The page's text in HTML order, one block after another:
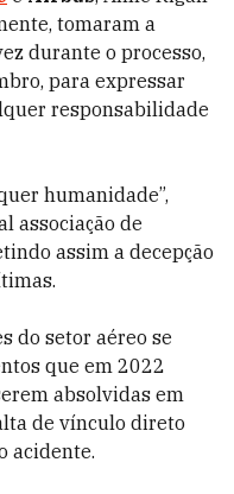
tomaram a
durante o processo,
para expressar
responsabilidade
humanidade”,
associação de
assim a decepção
do setor aéreo se
que em 2022
absolvidas em
de vínculo direto
acidente.